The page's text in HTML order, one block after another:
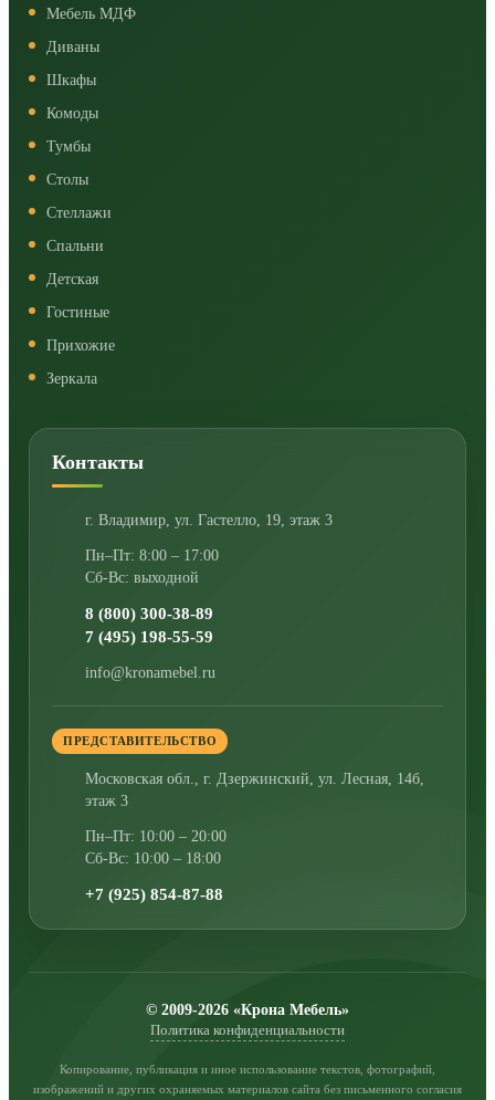
Мебель МДФ
Диваны
Шкафы
Комоды
Тумбы
Столы
Стеллажи
Спальни
Детская
Гостиные
Прихожие
Зеркала
Контакты
г. Владимир ул. Гастелло, 19, этаж 3
Пн–Пт: 8:00 – 17:00
Сб-Вс: выходной
8 (800) 300-38-89
7 (495) 198-55-59
info@kronamebel.ru
ПРЕДСТАВИТЕЛЬСТВО
Московская обл., г. Дзержинский ул. Лесная, 14б,
этаж 3
Пн–Пт: 10:00 – 20:00
Сб-Вс: 10:00 – 18:00
+7 (925) 854-87-88
© 2009-2026 «Крона Мебель»
Политика конфиденциальности
Копирование, публикация и иное использование текстов, фотографий,
изображений и других охраняемых материалов сайта без письменного согласия